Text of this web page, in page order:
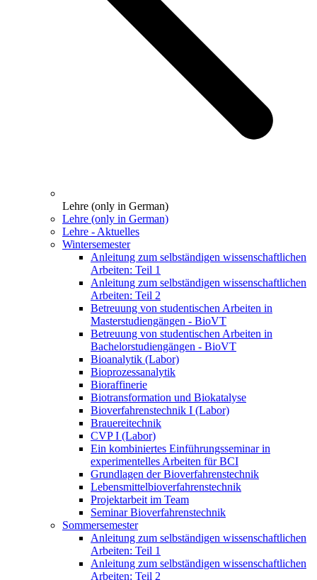
Lehre (only in German)
Lehre (only in German)
Lehre - Aktuelles
Wintersemester
Anleitung zum selbständigen wissenschaftlichen
Arbeiten: Teil 1
Anleitung zum selbständigen wissenschaftlichen
Arbeiten: Teil 2
Betreuung von studentischen Arbeiten in
Masterstudiengängen - BioVT
Betreuung von studentischen Arbeiten in
Bachelorstudiengängen - BioVT
Bioanalytik (Labor)
Bioprozessanalytik
Bioraffinerie
Biotransformation und Biokatalyse
Bioverfahrenstechnik I (Labor)
Brauereitechnik
CVP I (Labor)
Ein kombiniertes Einführungsseminar in
experimentelles Arbeiten für BCI
Grundlagen der Bioverfahrenstechnik
Lebensmittelbioverfahrenstechnik
Projektarbeit im Team
Seminar Bioverfahrenstechnik
Sommersemester
Anleitung zum selbständigen wissenschaftlichen
Arbeiten: Teil 1
Anleitung zum selbständigen wissenschaftlichen
Arbeiten: Teil 2